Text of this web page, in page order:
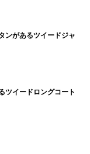
ンがあるツイードジャ
ツイードロングコート